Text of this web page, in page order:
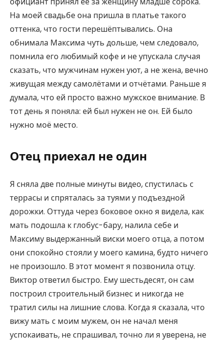
На моей свадьбе она пришла в платье такого
оттенка, что гости перешёптывались. Она
обнимала Максима чуть дольше, чем следовало,
помнила его любимый кофе и не упускала случая
сказать, что мужчинам нужен уют, а не жена, вечно
живущая между самолётами и отчётами. Раньше я
думала, что ей просто важно мужское внимание. В
тот день я поняла: ей был нужен не он. Ей было
нужно моё место.
Отец приехал не один
Я сняла две полные минуты видео, спустилась с
террасы и спряталась за туями у подъездной
дорожки. Оттуда через боковое окно я видела, как
мать подошла к глобус-бару, налила себе и
Максиму выдержанный виски моего отца, а потом
они спокойно стояли у моего камина, будто ничего
не произошло. В этот момент я позвонила отцу.
Виктор ответил быстро. Ему шестьдесят, он сам
построил строительный бизнес и никогда не
тратил силы на лишние слова. Когда я сказала, что
вижу мать с моим мужем, он не начал меня
успокаивать, не спрашивал, точно ли я уверена, не